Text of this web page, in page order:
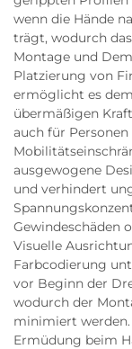
wenn die Hände
trägt, wodurch
Montage und
Platzierung von
ermöglicht es
übermäßigen
auch für
ausgewogene
und verhindert
Gewindeschäden
Visuelle
Farbcodierung
vor Beginn der
wodurch der
minimiert
Ermüdung beim